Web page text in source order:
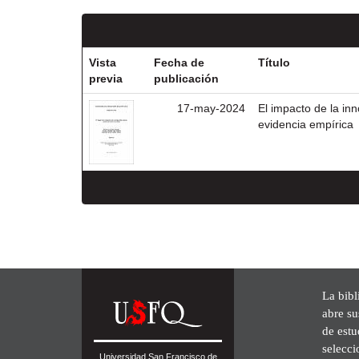
Vista
previa
Fecha de
publicación
Título
17-may-2024
El impacto de la
evidencia empírica
Universidad San Francisco de
La
abre
de